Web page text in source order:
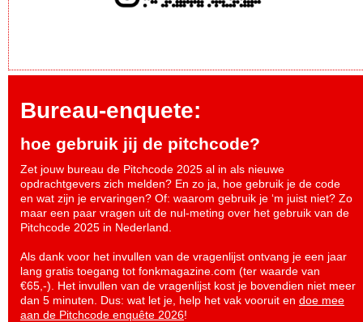
Bureau-enquete:
hoe gebruik jij de pitchcode?
Zet jouw bureau de Pitchcode 2025 al in als nieuwe
opdrachtgevers zich melden? En zo ja, hoe gebruik je de code
en wat zijn je ervaringen? Of: waarom gebruik je ‘m juist niet? Zo
maar een paar vragen uit de nul-meting over het gebruik van de
Pitchcode 2025 in Nederland.
Als dank voor het invullen van de vragenlijst ontvang je een jaar
lang gratis toegang tot fonkmagazine.com (ter waarde van
€65,-). Het invullen van de vragenlijst kost je bovendien niet meer
dan 5 minuten. Dus: wat let je, help het vak vooruit en doe mee
aan de Pitchcode enquête 2026!